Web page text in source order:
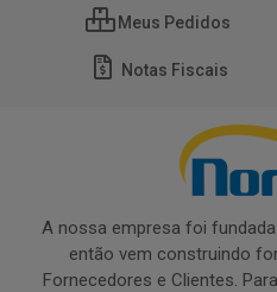
Meus Pedidos
Notas Fiscais
A nossa empresa foi
então vem construindo
Fornecedores e Clientes.